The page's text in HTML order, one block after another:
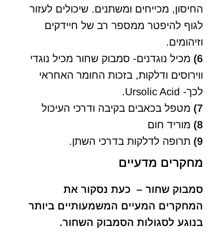
החיסון, מכייחים ומשתנים. שיכולים לעזור
לגוף להיפטר ממספר רב של חיידקים
וזיהומים.
6) מכיל נוגדנים- סמבוק שחור מכיל נוגדי
ווירוסים ודלקות, בזכות החומר האחראי
לכך- Ursolic Acid.
7) מטפל בכאבים בקיבה ודרכי העיכול
8) מוריד חום
9) תרופה לדלקות בדרכי השתן.
מחקרים מדעיים
סמבוק שחור – כעת נסקור את
המחקרים המעיים המשמעותיים ביותר
בנוגע לסגולות הסמבוק השחור.